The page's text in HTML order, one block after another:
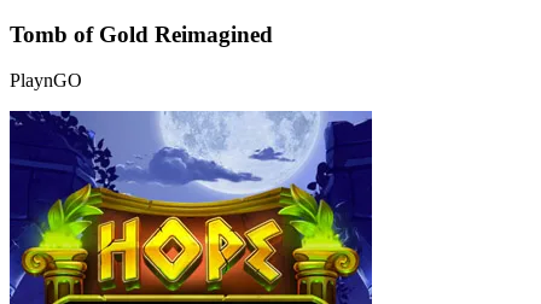
Tomb of Gold Reimagined
PlaynGO